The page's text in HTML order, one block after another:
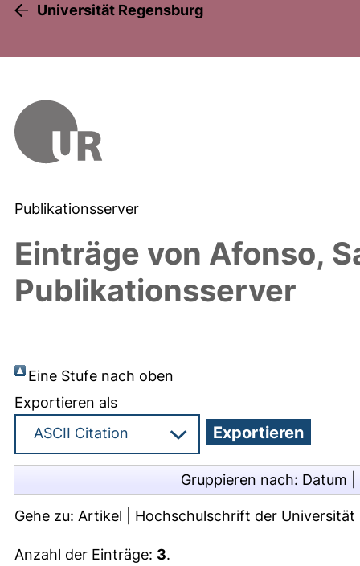
Universität Regensburg
Publikationsserver
Einträge von Afonso,
Publikationsserver
Eine Stufe nach oben
Exportieren als
Gruppieren nach: Datum
Gehe zu: Artikel Hochschulschrift der Universität
Anzahl der Einträge: 3.